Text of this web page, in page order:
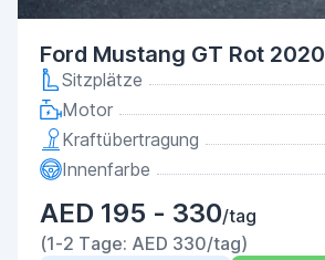
Ford Mustang GT Rot 2020
Sitzplätze
Motor
Kraftübertragung
Innenfarbe
AED 195 - 330/tag
(1-2 Tage: AED 330/tag)